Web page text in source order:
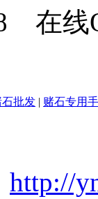
在线
石批发 | 赌石专用
http://